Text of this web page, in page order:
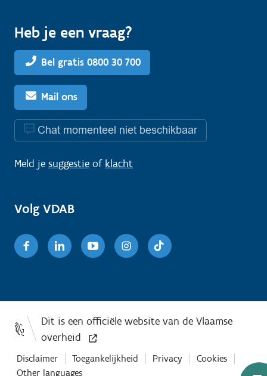
Heb je een vraag?
Bel gratis 0800 30 700
Mail ons
Chat momenteel niet beschikbaar
Meld je suggestie of klacht
Volg VDAB
FacebookLinkedinYoutubeInstagram
Disclaimer Toegankelijkheid Privacy
Cookies
Other languages